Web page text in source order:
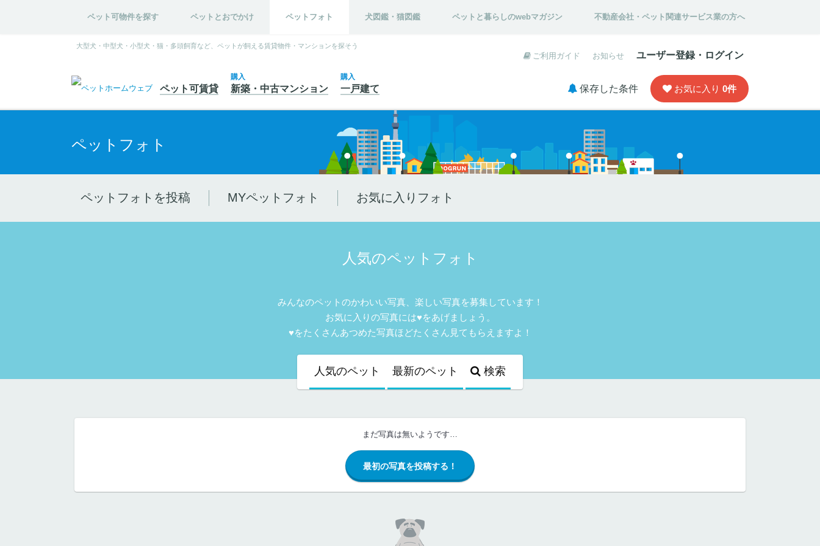
ペット可物件を探す ペットとおでかけ ペットフォト 犬図鑑・猫図鑑 ペットと暮らしのwebマガジン 不動産会社・ペット関連サービス業の方へ
大型犬・中型犬・小型犬・猫・多頭飼育など、ペットが飼える賃貸物件・マンションを探そう
ご利用ガイド お知らせ ユーザー登録・ログイン
ペット可賃貸
購入
新築・中古マンション
購入
一戸建て 保存した条件 お気に入り 0件
ペットフォト
ペットフォトを投稿 MYペットフォト お気に入りフォト
人気のペットフォト
みんなのペットのかわいい写真、楽しい写真を募集しています！
お気に入りの写真には♥をあげましょう。
♥をたくさんあつめた写真ほどたくさん見てもらえますよ！
人気のペット 最新のペット 検索
まだ写真は無いようです…
最初の写真を投稿する！